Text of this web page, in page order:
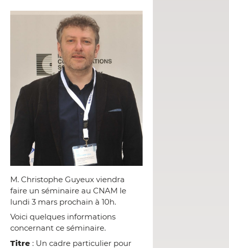
M. Christophe Guyeux viendra
faire un séminaire au CNAM le
lundi 3 mars prochain à 10h.
Voici quelques informations
concernant ce séminaire.
Titre : Un cadre particulier pour